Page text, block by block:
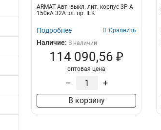
ARMAT Авт. выкл. лит. корпус 3P A
150кА 32А эл. пр. IEK
Подробнее Сравнить
Наличие: В наличии
114 090,56 ₽
оптовая цена
– +
В корзину